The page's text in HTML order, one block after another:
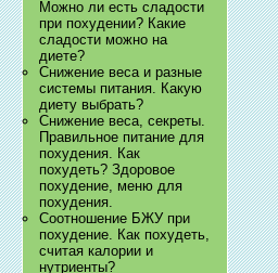
Можно ли есть сладости
при похудении? Какие
сладости можно на
диете?
Снижение веса и разные
системы питания. Какую
диету выбрать?
Снижение веса, секреты.
Правильное питание для
похудения. Как
похудеть? Здоровое
похудение, меню для
похудения.
Соотношение БЖУ при
похудение. Как похудеть,
считая калории и
нутриенты?